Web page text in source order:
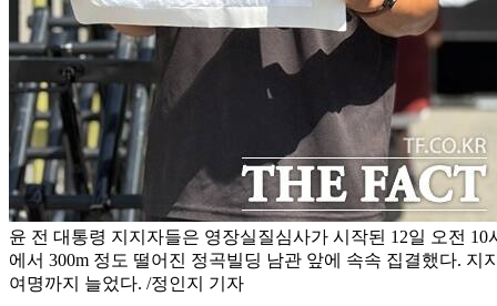
윤 전 대통령 지지자들은 영장실질심사가 시작된 12일 오전
에서 300m 정도 떨어진 정곡빌딩 남관 앞에 속속 집결했다. 지
여명까지 늘었다. /정인지 기자